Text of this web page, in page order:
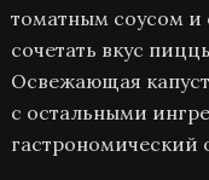
томатным соусом
сочетать вкус
Освежающая
с остальными
гастрономический